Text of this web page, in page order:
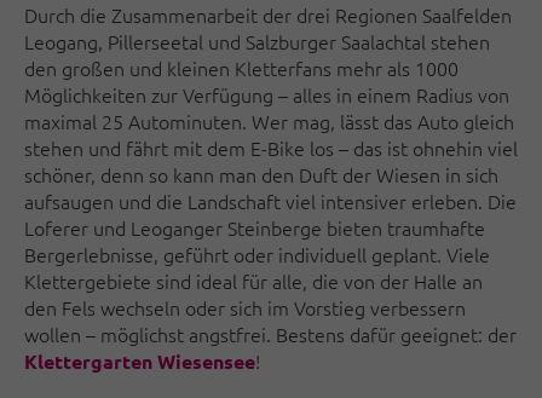
Durch die Zusammenarbeit der drei Regionen Saalfelden
Leogang, Pillerseetal und Salzburger Saalachtal stehen
den großen und kleinen Kletterfans mehr als 1000
Möglichkeiten zur Verfügung – alles in einem Radius von
maximal 25 Autominuten. Wer mag, lässt das Auto gleich
stehen und fährt mit dem E-Bike los – das ist ohnehin viel
schöner, denn so kann man den Duft der Wiesen in sich
aufsaugen und die Landschaft viel intensiver erleben. Die
Loferer und Leoganger Steinberge bieten traumhafte
Bergerlebnisse, geführt oder individuell geplant. Viele
Klettergebiete sind ideal für alle, die von der Halle an
den Fels wechseln oder sich im Vorstieg verbessern
wollen – möglichst angstfrei. Bestens dafür geeignet: der
Klettergarten Wiesensee!